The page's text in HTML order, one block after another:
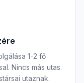
1-2 fő
Nincs más utas.
utaznak.